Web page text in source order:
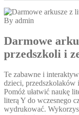
By admin
Darmowe
przedszkoli i
Te zabawne i
dzieci, przedszkolaków
Pomóż ułatwić naukę
literą Y do wczesnego
wydrukować.